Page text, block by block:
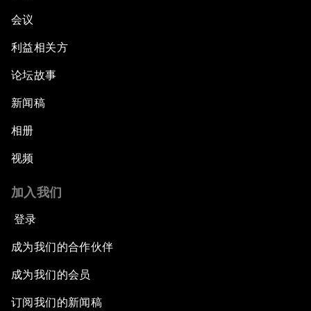
会议
利益相关方
论坛故事
新闻稿
相册
视频
加入我们
登录
成为我们的合作伙伴
成为我们的会员
订阅我们的新闻稿